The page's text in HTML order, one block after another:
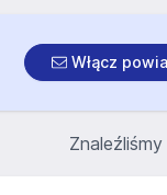
Włącz
Znaleźliśmy